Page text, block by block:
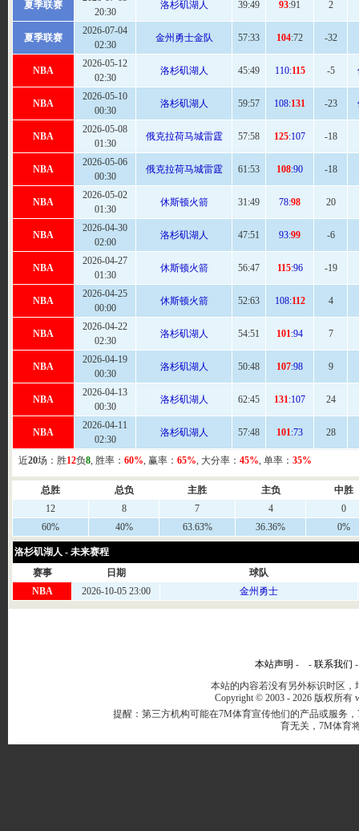
夏季联赛
20:30
洛杉矶湖人 39:49 93:91 2
夏季联赛
2026-07-04
02:30
金州勇士金队 57:33 104:72 -32
NBA
2026-05-12
02:30
洛杉矶湖人 45:49 110:115 -5
NBA
2026-05-10
00:30
洛杉矶湖人 59:57 108:131 -23
NBA
2026-05-08
01:30
俄克拉荷马城雷霆 57:58 125:107 -18
NBA
2026-05-06
00:30
俄克拉荷马城雷霆 61:53 108:90 -18
NBA
2026-05-02
01:30
休斯顿火箭 31:49 78:98 20
NBA
2026-04-30
02:00
洛杉矶湖人 47:51 93:99 -6
NBA
2026-04-27
01:30
休斯顿火箭 56:47 115:96 -19
NBA
2026-04-25
00:00
休斯顿火箭 52:63 108:112 4
NBA
2026-04-22
02:30
洛杉矶湖人 54:51 101:94 7
NBA
2026-04-19
00:30
洛杉矶湖人 50:48 107:98 9
NBA
2026-04-13
00:30
洛杉矶湖人 62:45 131:107 24
NBA
2026-04-11
02:30
洛杉矶湖人 57:48 101:73 28
近20场：胜12负8, 胜率： 60%, 赢率： 65%, 大分率： 45%, 单率： 35%
总胜 总负 主胜 主负
中胜
12
8 7 4
0
60%
40% 63.63% 36.36% 0%
洛杉矶湖人 - 未来赛程
赛事
日期
球队
NBA
2026-10-05 23:00 金州勇士
本站声明 - - 联系我们
本站的内容若没有另外标识时区
Copyright © 2003 - 2026 版权所有
提醒：第三方机构可能在7M体育宣传他们的产品或服务
育无关，7M体育